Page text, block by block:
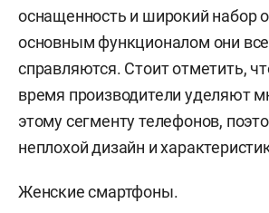
оснащенность и широкий набор
основным функционалом они
справляются. Стоит отметить,
время производители уделяют
этому сегменту телефонов,
неплохой дизайн и
Женские смартфоны.